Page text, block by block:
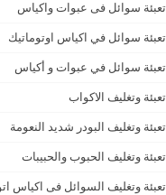
تعبئة سوائل فى عبوات واكياس
سوائل في اكياس اوتوماتيك
تعبئة سوائل في عبوات و أكياس
وتغليف الاكواب
وتغليف البودر شديد النعومة
وتغليف الحبوب والحبيبات
وتغليف السوائل فى اكياس